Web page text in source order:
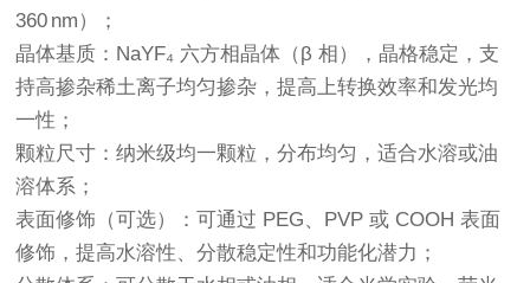
360 nm）；
晶体基质：NaYF₄ 六方相晶体（β 相），晶格稳定，支
持高掺杂稀土离子均匀掺杂，提高上转换效率和发光均
一性；
颗粒尺寸：纳米级均一颗粒，分布均匀，适合水溶或油
溶体系；
表面修饰（可选）：可通过 PEG、PVP 或 COOH 表面
修饰，提高水溶性、分散稳定性和功能化潜力；